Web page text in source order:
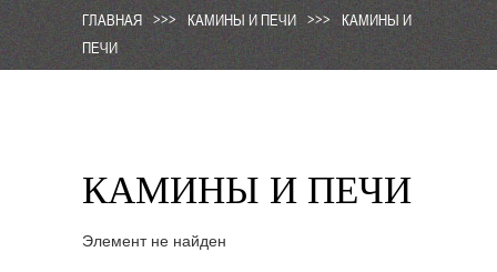
ГЛАВНАЯ >>> КАМИНЫ И ПЕЧИ >>>
КАМИНЫ И
ПЕЧИ
КАМИНЫ И ПЕЧИ
Элемент не найден